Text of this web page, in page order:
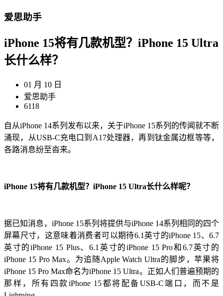
爱思助手
iPhone 15将有几款机型？iPhone 15 Ultra
长什么样？
01 月 10 日
爱思助手
6118
自从iPhone 14系列发布以来，关于iPhone 15系列的传闻就不断
涌现，从USB-C充电口到A17处理器，再到钛金属边框等等，
各路消息纷至沓来。
iPhone 15将有几款机型？iPhone 15 Ultra长什么样呢？
据已知消息，iPhone 15系列将提供与iPhone 14系列相同的四个
屏幕尺寸，这意味着消费者可以期待6.1英寸的iPhone 15、6.7
英寸的iPhone 15 Plus、6.1英寸的iPhone 15 Pro和6.7英寸的
iPhone 15 Pro Max。为追随Apple Watch Ultra的脚步，苹果将
iPhone 15 Pro Max命名为iPhone 15 Ultra。正如人们普遍预期的
那样，所有四款iPhone 15都将配备USB-C端口，而不是